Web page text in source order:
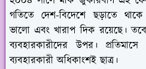
গতিতে দেশ-বিদেশে ছড়াতে
ভালো এবং খারাপ দিক রয়েছে।
ব্যবহারকারীদের উপর।
ব্যবহারকারী অধিকাংশই ছাত্র।